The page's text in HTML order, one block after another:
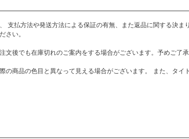
支払方法や発送方法による保証の有無、また返品に関する決ま
さい。
後でも在庫切れのご案内をする場合がございます。予めご了承
商品の色目と異なって見える場合がございます。 また、タイ